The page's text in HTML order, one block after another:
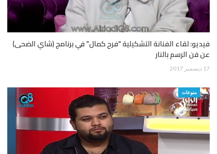
فيديو: لقاء الفنانة التشكيلية “فرح كمال” في برنامج (شاي الضحى)
عن فن الرسم بالنار
17 ديسمبر 2017
منوعات